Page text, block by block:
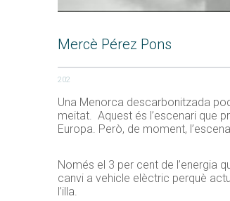
Mercè Pérez Pons
202
Una Menorca descarbonitzada
meitat. Aquest és l’escenari que
Europa. Però, de moment,
Només el 3 per cent de l’energia
canvi a vehicle elèctric perquè
l’illa.